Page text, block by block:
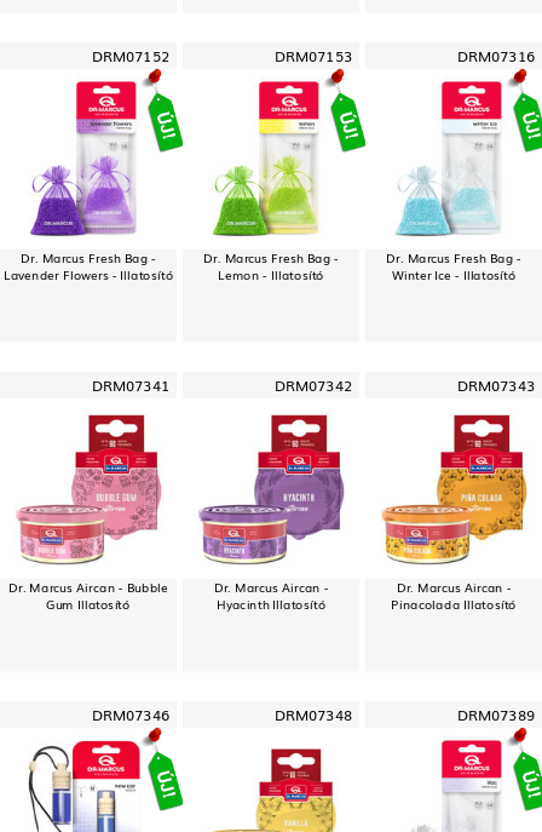
DRM07152
Dr. Marcus Fresh Bag -
Lavender Flowers - Illatosító
DRM07153
Dr. Marcus Fresh Bag -
Lemon - Illatosító
DRM07316
Dr. Marcus Fresh Bag -
Winter Ice - Illatosító
DRM07341
Dr. Marcus Aircan - Bubble
Gum Illatosító
DRM07342
Dr. Marcus Aircan -
Hyacinth Illatosító
DRM07343
Dr. Marcus Aircan -
Pinacolada Illatosító
DRM07346 DRM07348 DRM07389